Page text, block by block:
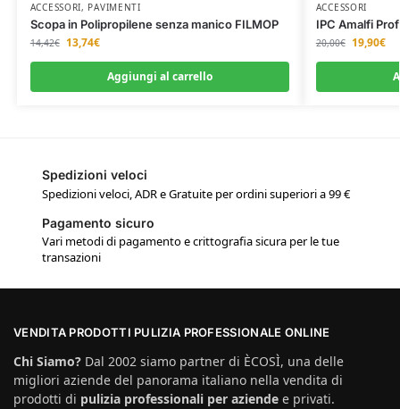
ACCESSORI, PAVIMENTI
Scopa in Polipropilene senza manico FILMOP
14,42€ 13,74€
Aggiungi al carrello
ACCESSORI
IPC Amalfi
20,00€ 19,90€
Spedizioni veloci
Spedizioni veloci, ADR e Gratuite per ordini superiori a 99 €
Pagamento sicuro
Vari metodi di pagamento e crittografia sicura per le tue
transazioni
VENDITA PRODOTTI PULIZIA PROFESSIONALE ONLINE
Chi Siamo? Dal 2002 siamo partner di ÈCOSÌ, una delle
migliori aziende del panorama italiano nella vendita di
prodotti di pulizia professionali per aziende e privati.